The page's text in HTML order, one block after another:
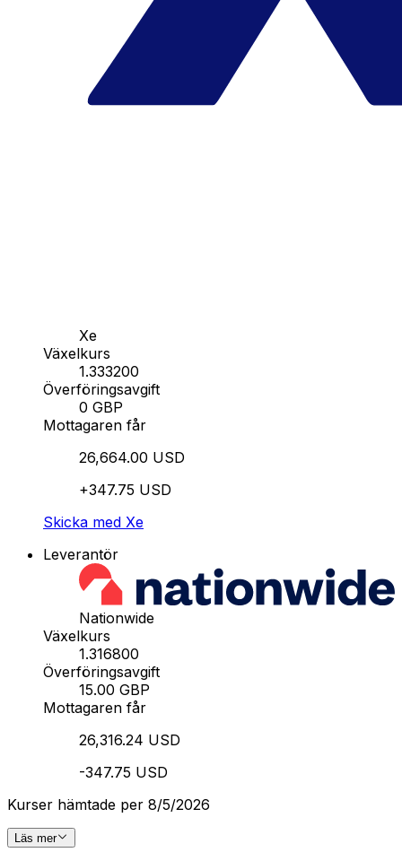
Xe
Växelkurs
1.333200
Överföringsavgift
0 GBP
Mottagaren får
26,664.00 USD
+347.75 USD
Skicka med Xe
Leverantör
Nationwide
Växelkurs
1.316800
Överföringsavgift
15.00 GBP
Mottagaren får
26,316.24 USD
-347.75 USD
Kurser hämtade per 8/5/2026
Läs mer